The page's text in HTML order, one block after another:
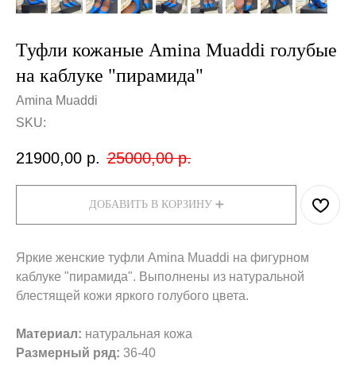
Туфли кожаные Amina Muaddi голубые
на каблуке "пирамида"
Amina Muaddi
SKU:
21900,00 р. 25000,00 р.
ДОБАВИТЬ В КОРЗИНУ ➕
Яркие женские туфли Amina Muaddi на фигурном
каблуке "пирамида". Выполнены из натуральной
блестящей кожи яркого голубого цвета.
Материал: натуральная кожа
Размерный ряд: 36-40